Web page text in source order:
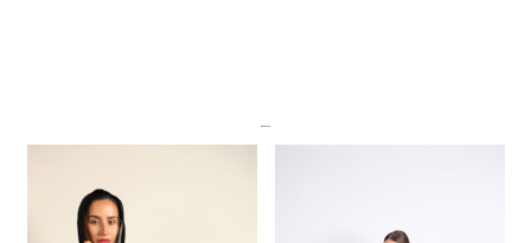
منتجات ذات صلة